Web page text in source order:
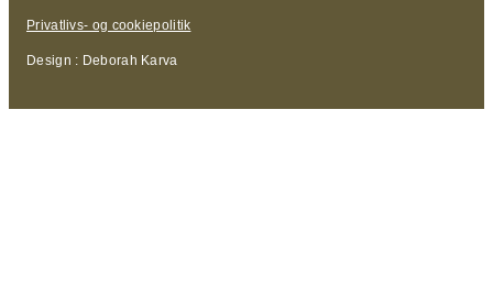
Privatlivs- og cookiepolitik
Design : Deborah Karva